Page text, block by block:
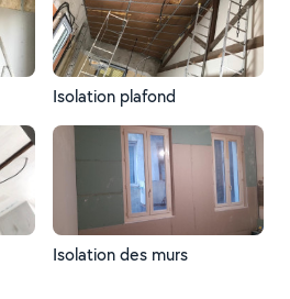
Isolation plafond
Isolation des murs